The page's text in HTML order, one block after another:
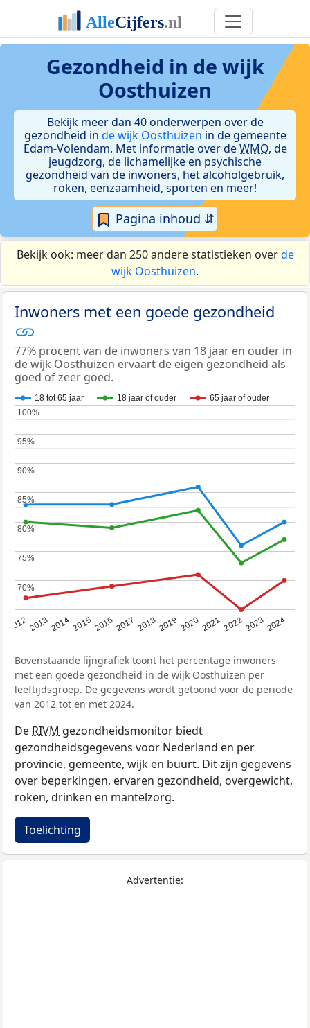
Gezondheid in de wijk
Oosthuizen
Bekijk meer dan 40 onderwerpen over de
gezondheid in de wijk Oosthuizen in de gemeente
Edam-Volendam. Met informatie over deWMO, de
jeugdzorg, de lichamelijke en psychische
gezondheid van de inwoners, het alcoholgebruik,
roken, eenzaamheid, sporten en meer!
Pagina inhoud ⇵
Bekijk ook: meer dan 250 andere statistieken overde
wijk Oosthuizen.
Inwoners met een goede gezondheid
77% procent van de inwoners van 18 jaar en ouder in
de wijk Oosthuizen ervaart de eigen gezondheid als
goed of zeer goed.
18 tot 65 jaar 18 jaar of ouder 65 jaar of ouder
201220132014201520162017 20182019 20202021202220232024
70%
70%
75%
75%
80%
80%
85%
85%
90%
90%
95%
95%
100%
100%
Bovenstaande lijngrafiek toont het percentage inwoners
met een goede gezondheid in de wijk Oosthuizen per
leeftijdsgroep. De gegevens wordt getoond voor de periode
van 2012 tot en met 2024.
De RIVM gezondheidsmonitor biedt
gezondheidsgegevens voor Nederland en per
provincie, gemeente, wijk en buurt. Dit zijn gegevens
over beperkingen, ervaren gezondheid, overgewicht,
roken, drinken en mantelzorg.
Toelichting
Advertentie: